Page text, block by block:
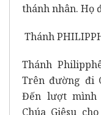
thánh nhân. Họ
Thánh
Thánh
Trên đường đi
Đến lượt mình
Chúa Giêsu